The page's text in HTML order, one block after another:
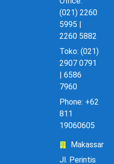
(021) 2260
5995 |
2260 5882
Toko: (021)
2907 0791
| 6586
7960
Phone: +62
811
19060605
Makassar
Jl. Perintis